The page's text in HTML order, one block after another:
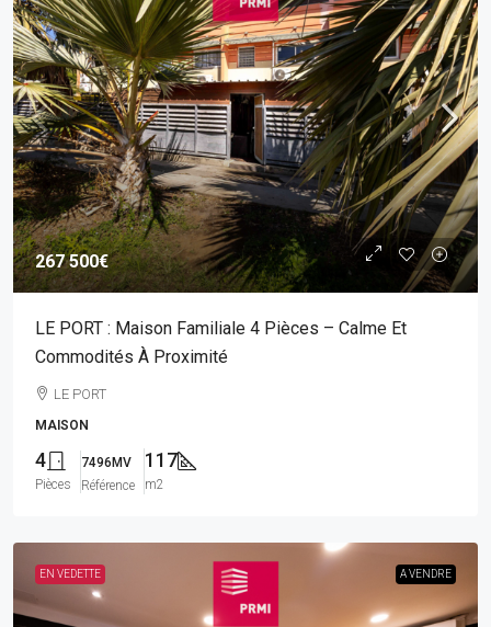
267 500€
LE PORT : Maison Familiale 4 Pièces – Calme Et
Commodités À Proximité
LE PORT
MAISON
4
Pièces
7496MV
Référence
117
m2
EN VEDETTE A VENDRE